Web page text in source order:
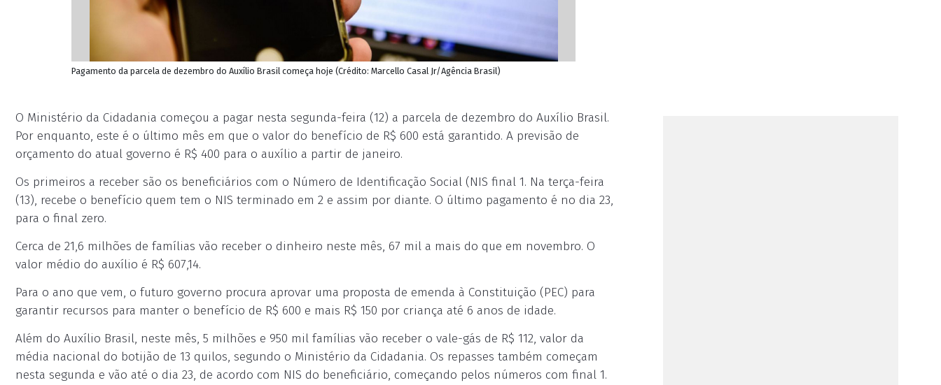
Pagamento da parcela de dezembro do Auxílio Brasil começa hoje (Crédito: Marcello Casal Jr/Agência Brasil)
O Ministério da Cidadania começou a pagar nesta segunda-feira (12) a parcela de dezembro do Auxílio Brasil.
Por enquanto, este é o último mês em que o valor do benefício de R$ 600 está garantido. A previsão de
orçamento do atual governo é R$ 400 para o auxílio a partir de janeiro.
Os primeiros a receber são os beneficiários com o Número de Identificação Social (NIS final 1. Na terça-feira
(13), recebe o benefício quem tem o NIS terminado em 2 e assim por diante. O último pagamento é no dia 23,
para o final zero.
Cerca de 21,6 milhões de famílias vão receber o dinheiro neste mês, 67 mil a mais do que em novembro. O
valor médio do auxílio é R$ 607,14.
Para o ano que vem, o futuro governo procura aprovar uma proposta de emenda à Constituição (PEC) para
garantir recursos para manter o benefício de R$ 600 e mais R$ 150 por criança até 6 anos de idade.
Além do Auxílio Brasil, neste mês, 5 milhões e 950 mil famílias vão receber o vale-gás de R$ 112, valor da
média nacional do botijão de 13 quilos, segundo o Ministério da Cidadania. Os repasses também começam
nesta segunda e vão até o dia 23, de acordo com NIS do beneficiário, começando pelos números com final 1.